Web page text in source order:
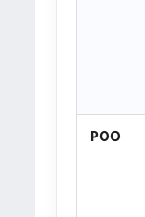
POO